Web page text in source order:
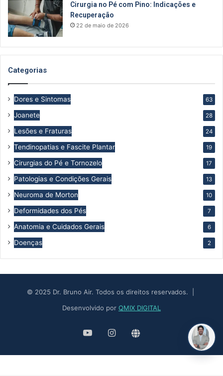
Cirurgia no Pé com Pino: Indicações e
Recuperação
22 de maio de 2026
Categorias
Dores e Sintomas 63
Joanete 28
Lesões e Fraturas 24
Tendinopatias e Fascite Plantar 19
Cirurgias do Pé e Tornozelo 17
Patologias e Condições Gerais 13
Neuroma de Morton 10
Deformidades dos Pés 7
Anatomia e Cuidados Gerais 6
Doenças 2
© 2025 Dr. Bruno Air. Todos os direitos reservados. |
Desenvolvido por QMIX DIGITAL
YouTubeInstagram
Site